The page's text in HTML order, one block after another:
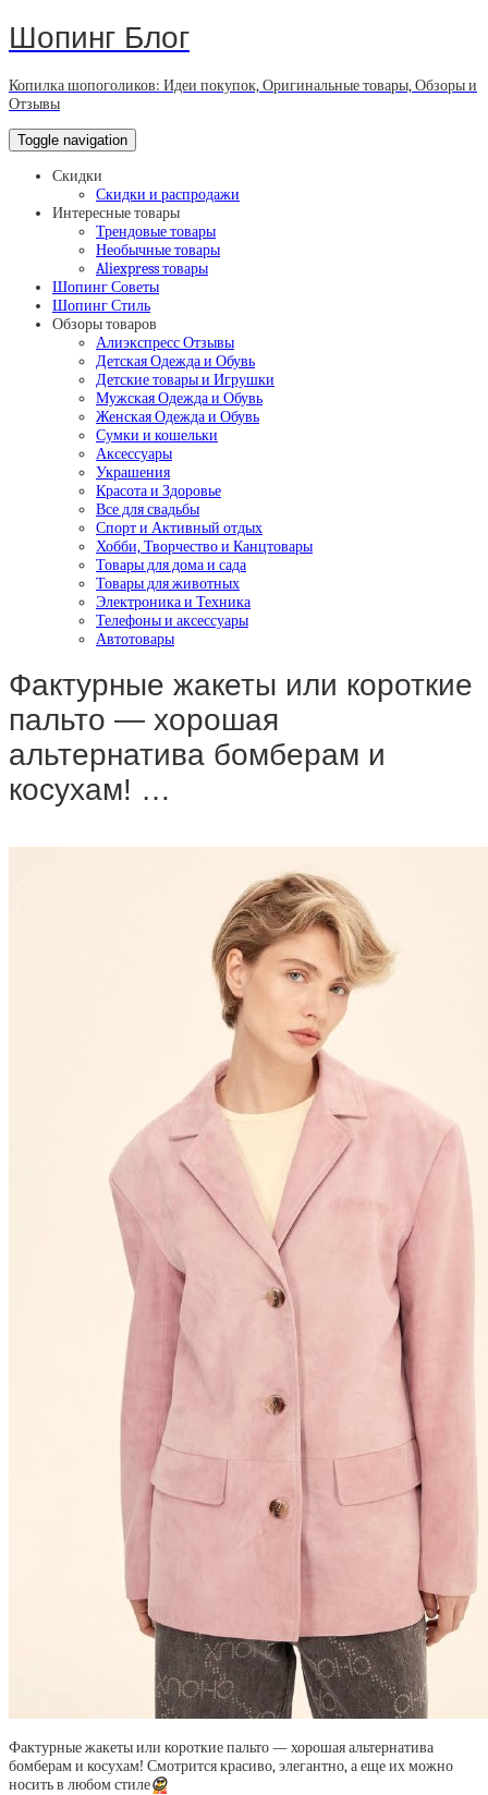
Шопинг Блог
Копилка шопоголиков: Идеи покупок, Оригинальные товары, Обзоры и
Отзывы
Toggle navigation
Скидки
Скидки и распродажи
Интересные товары
Трендовые товары
Необычные товары
Aliexpress товары
Шопинг Советы
Шопинг Стиль
Обзоры товаров
Алиэкспресс Отзывы
Детская Одежда и Обувь
Детские товары и Игрушки
Мужская Одежда и Обувь
Женская Одежда и Обувь
Сумки и кошельки
Аксессуары
Украшения
Красота и Здоровье
Все для свадьбы
Спорт и Активный отдых
Хобби, Творчество и Канцтовары
Товары для дома и сада
Товары для животных
Электроника и Техника
Телефоны и аксессуары
Автотовары
Фактурные жакеты или короткие
пальто — хорошая
альтернатива бомберам и
косухам! …
Фактурные жакеты или короткие пальто — хорошая альтернатива
бомберам и косухам! Смотрится красиво, элегантно, а еще их можно
носить в любом стиле😍